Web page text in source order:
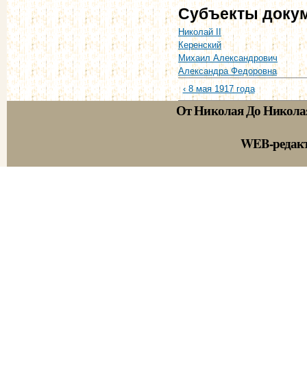
Субъекты
Николай II
Керенский
Михаил Александрович
Александра Федоровна
‹ 8 мая 1917 года
От Николая До
WEB-